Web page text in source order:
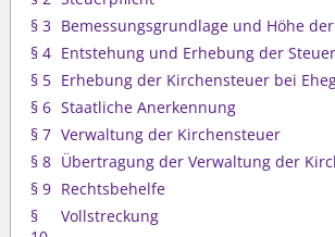
§ 3 Bemessungsgrundlage und Höhe
§ 4 Entstehung und Erhebung der
§ 5 Erhebung der Kirchensteuer bei
§ 6 Staatliche Anerkennung
§ 7 Verwaltung der Kirchensteuer
§ 8 Übertragung der Verwaltung der
§ 9 Rechtsbehelfe
§
Vollstreckung